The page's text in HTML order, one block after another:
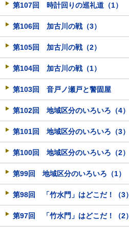
第107回 時計回りの巡礼道（1）
第106回 加古川の戦（3）
第105回 加古川の戦（2）
第104回 加古川の戦（1）
第103回 音戸ノ瀬戸と警固屋
第102回 地域区分のいろいろ（4）
第101回 地域区分のいろいろ（3）
第100回 地域区分のいろいろ（2）
第99回 地域区分のいろいろ（1）
第98回 「竹水門」はどこだ！（3）
第97回 「竹水門」はどこだ！（2）